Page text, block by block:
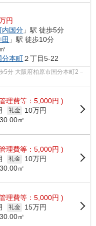
円
内国分 」駅 徒歩5分
」駅 徒歩10分
分本町２丁目5-22
分 大阪府柏原市国分本町2－
理費等：5,000円 )
礼金
10万円
㎡
理費等：5,000円 )
礼金
10万円
㎡
理費等：5,000円 )
礼金
15万円
㎡